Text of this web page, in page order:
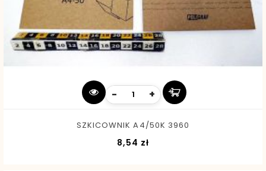
- +
SZKICOWNIK A4/50K 3960
8,54 złCena